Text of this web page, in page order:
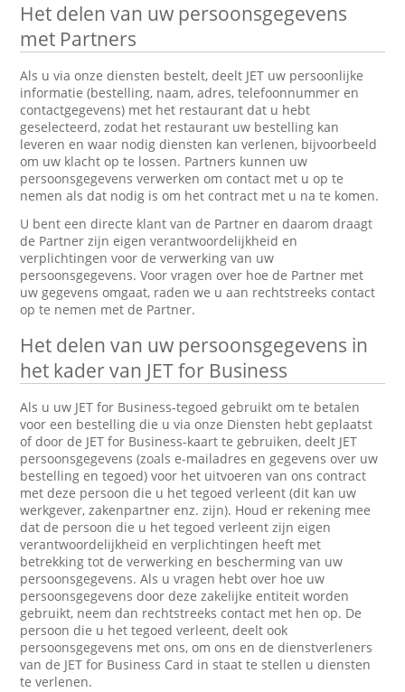
Het delen van uw persoonsgegevens
met Partners
Als u via onze diensten bestelt, deelt JET uw persoonlijke
informatie (bestelling, naam, adres, telefoonnummer en
contactgegevens) met het restaurant dat u hebt
geselecteerd, zodat het restaurant uw bestelling kan
leveren en waar nodig diensten kan verlenen, bijvoorbeeld
om uw klacht op te lossen. Partners kunnen uw
persoonsgegevens verwerken om contact met u op te
nemen als dat nodig is om het contract met u na te komen.
U bent een directe klant van de Partner en daarom draagt
de Partner zijn eigen verantwoordelijkheid en
verplichtingen voor de verwerking van uw
persoonsgegevens. Voor vragen over hoe de Partner met
uw gegevens omgaat, raden we u aan rechtstreeks contact
op te nemen met de Partner.
Het delen van uw persoonsgegevens in
het kader van JET for Business
Als u uw JET for Business-tegoed gebruikt om te betalen
voor een bestelling die u via onze Diensten hebt geplaatst
of door de JET for Business-kaart te gebruiken, deelt JET
persoonsgegevens (zoals e-mailadres en gegevens over uw
bestelling en tegoed) voor het uitvoeren van ons contract
met deze persoon die u het tegoed verleent (dit kan uw
werkgever, zakenpartner enz. zijn). Houd er rekening mee
dat de persoon die u het tegoed verleent zijn eigen
verantwoordelijkheid en verplichtingen heeft met
betrekking tot de verwerking en bescherming van uw
persoonsgegevens. Als u vragen hebt over hoe uw
persoonsgegevens door deze zakelijke entiteit worden
gebruikt, neem dan rechtstreeks contact met hen op. De
persoon die u het tegoed verleent, deelt ook
persoonsgegevens met ons, om ons en de dienstverleners
van de JET for Business Card in staat te stellen u diensten
te verlenen.